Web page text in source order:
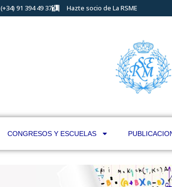
(+34) 91 394 49 37 Hazte socio de La RSME
CONGRESOS Y ESCUELAS